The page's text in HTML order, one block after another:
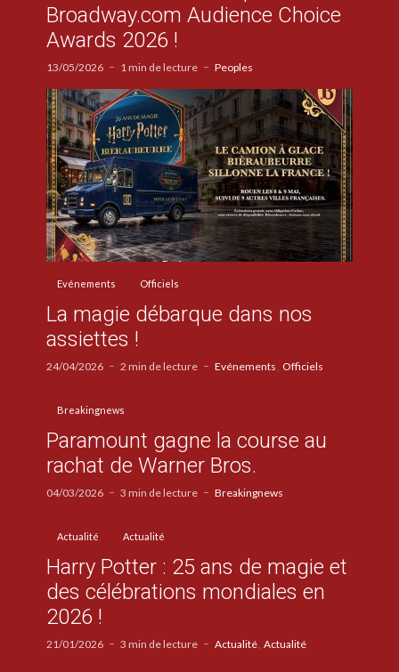
Broadway.com Audience Choice
Awards 2026 !
13/05/2026 1 min de lecture Peoples
Evénements Officiels
La magie débarque dans nos
assiettes !
24/04/2026 2 min de lecture Evénements Officiels
Breakingnews
Paramount gagne la course au
rachat de Warner Bros.
04/03/2026 3 min de lecture Breakingnews
Actualité Actualité
Harry Potter : 25 ans de magie et
des célébrations mondiales en
2026 !
21/01/2026 3 min de lecture Actualité Actualité